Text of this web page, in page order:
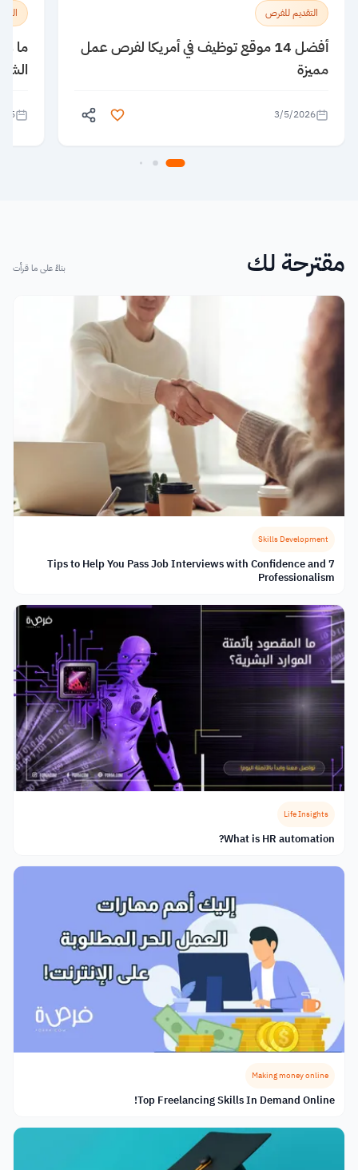
التقديم للفرص
أفضل 14 موقع توظيف في أمريكا لفرص عمل
مميزة
3/5/2026
ما
مقترحة لك بناءً على ما قرأت
Skills Development
7 Tips to Help You Pass Job Interviews with Confidence and
Professionalism
Life Insights
What is HR automation?
Making money online
Top Freelancing Skills In Demand Online!